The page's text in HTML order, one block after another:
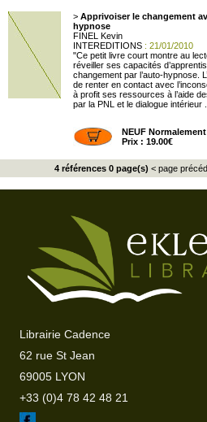
> Apprivoiser le changement
hypnose
FINEL Kevin
INTEREDITIONS : 21/01/2010
"Ce petit livre court montre au
réveiller ses capacités
changement par l’auto-hypnose.
de renter en contact avec
à profit ses ressources à l’aide
par la PNL et le dialogue intérieur ...
NEUF
Prix : 19.00€
4 références 0 page(s) < page
Librairie Cadence
62 rue St Jean
69005 LYON
+33 (0)4 78 42 48 21